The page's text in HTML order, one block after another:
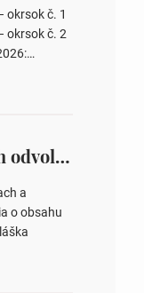
okrsok č. 1
okrsok č. 2
…
Oznámenie o podaných odvolaniach a upovedomenie účastníkov konania o obsahu podaných odvolani – Verejná vyhláška
a
o obsahu